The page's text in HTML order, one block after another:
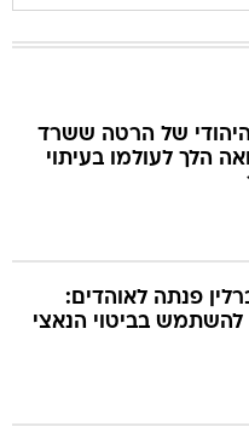
של הרטה ששרד
הלך לעולמו בעיתוי
פנתה לאוהדים:
להשתמש בביטוי הנאצי